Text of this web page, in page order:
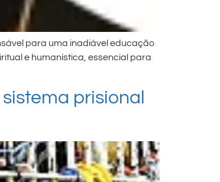
para uma inadiável educação
e humanística, essencial para
prisional